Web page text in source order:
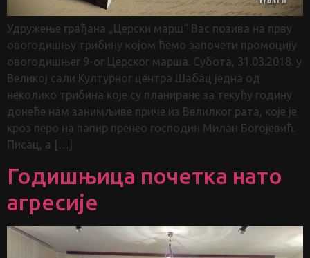
Удружење грађана „Церски марш“ Вас позива на прву
овогодишњу трибину којом ћемо започети промоцију
овогодишњег 9-ог Церског марша. Субота, 31.03.2018. у
Великој сали Културног центра Шабац једна од
неколико трибина које су планиране за текућу годину
донеће нам занимљиве приче из Велилког рата, које је
кроз перо на папир пренео господин Милан Богојевић.
Писац, а […]
Годишњица почетка нато
агресије